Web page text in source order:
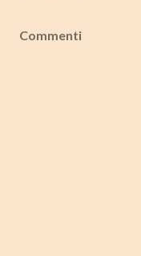
Commenti